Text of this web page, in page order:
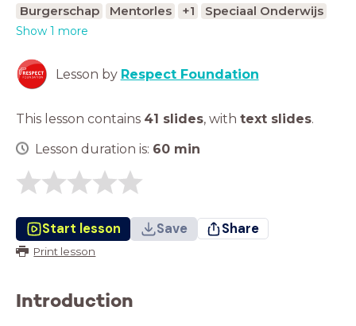
Burgerschap Mentorles +1 Speciaal Onderwijs
Show 1 more
Lesson by Respect Foundation
This lesson contains 41 slides, with text slides.
Lesson duration is: 60 min
Start lesson Save Share
Print lesson
Introduction